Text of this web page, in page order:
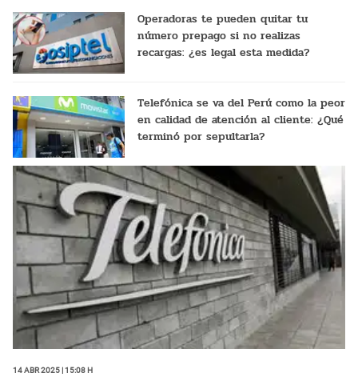
Operadoras te pueden quitar tu
número prepago si no realizas
recargas: ¿es legal esta medida?
Telefónica se va del Perú como la peor
en calidad de atención al cliente: ¿Qué
terminó por sepultarla?
14 Abr 2025 | 15:08 h